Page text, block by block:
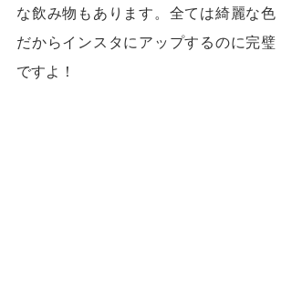
な飲み物もあります。全ては綺麗な色
だからインスタにアップするのに完璧
ですよ！